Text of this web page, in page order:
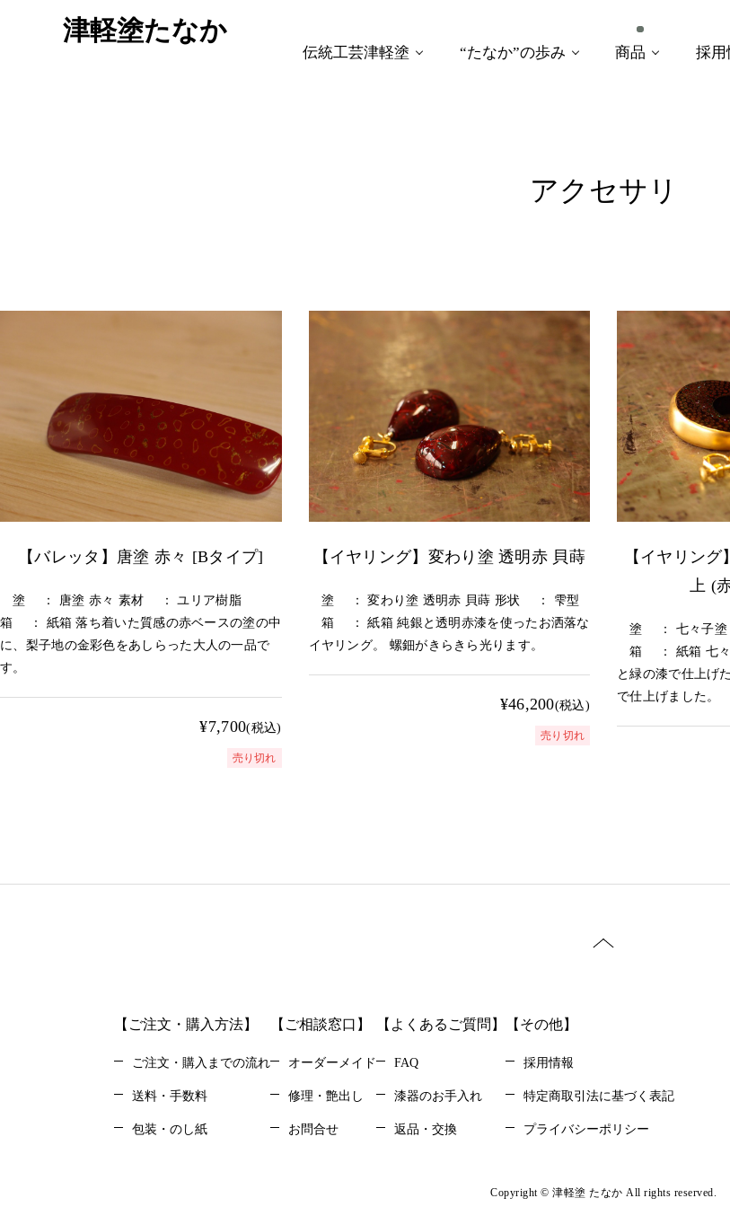
津軽塗たなか
伝統工芸津軽塗 “たなか”の歩み 商品 採用
アクセサリ
【バレッタ】唐塗 赤々 [Bタイプ]
塗 ： 唐塗 赤々 素材 ： ユリア樹脂
箱 ： 紙箱 落ち着いた質感の赤ベースの塗の中
に、梨子地の金彩色をあしらった大人の一品で
す。
¥7,700(税込)
売り切れ
【イヤリング】変わり塗 透明赤 貝蒔
塗 ： 変わり塗 透明赤 貝蒔 形状 ： 雫型
箱 ： 紙箱 純銀と透明赤漆を使ったお洒落な
イヤリング。 螺鈿がきらきら光ります。
¥46,200(税込)
売り切れ
【イヤリン
上 (
塗 ： 七々子塗
箱 ： 紙箱 七々
と緑の漆で仕上げ
で仕上げました。
【ご注文・購入方法】
ご注文・購入までの流れ
送料・手数料
包装・のし紙
【ご相談窓口】
オーダーメイド
修理・艶出し
お問合せ
【よくあるご質問】
FAQ
漆器のお手入れ
返品・交換
【その他】
採用情報
特定商取引法に基づく表記
プライバシーポリシー
Copyright © 津軽塗 たなか All rights reserved.